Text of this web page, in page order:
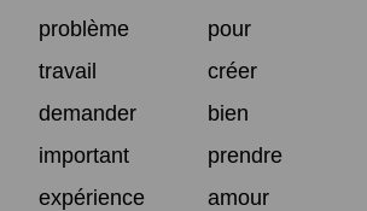
problème
pour
travail
créer
demander
bien
important
prendre
expérience
amour